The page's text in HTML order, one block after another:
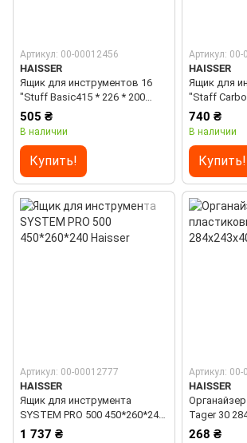
Артикул: 00-00012456
HAISSER
Ящик для инструментов 16
"Stuff Basic415 * 226 * 200
Haisser
505 ₴
В наличии
Купить!
Артикул:
HAISSER
Ящик для
"Staff
Haisser
740 ₴
В наличии
Купить!
Артикул: 00-00012777
HAISSER
Ящик для инструмента
SYSTEM PRO 500 450*260*240
Haisser
1 737 ₴
Артикул:
HAISSER
Tager 30
90080
268 ₴